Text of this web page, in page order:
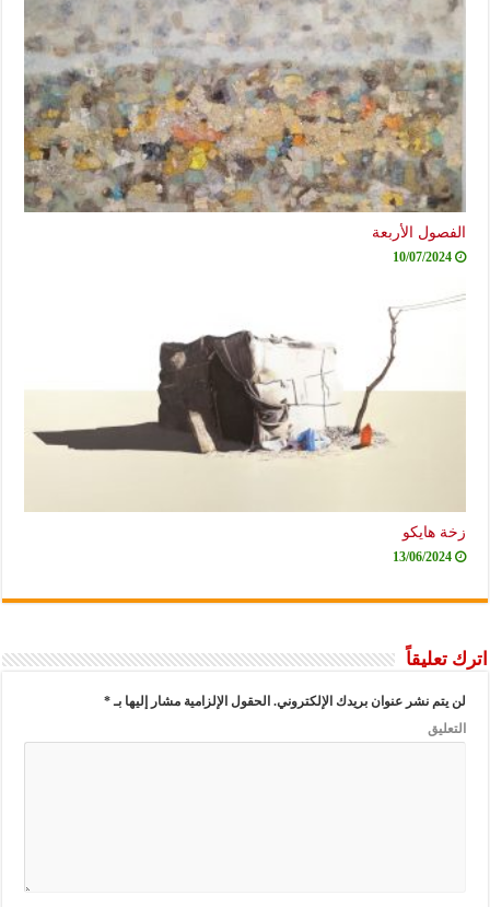
الفصول الأربعة
10/07/2024
زخة هايكو
13/06/2024
اترك تعليقاً
لن يتم نشر عنوان بريدك الإلكتروني. الحقول الإلزامية مشار إليها بـ*
التعليق